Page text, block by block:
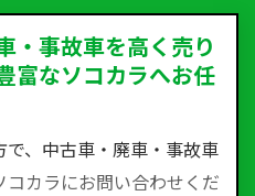
・事故車を高く売り
富なソコカラへお任
、中古車・廃車・事故車
カラにお問い合わせくだ